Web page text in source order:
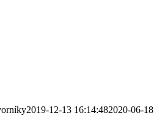
2019-12-13 16:14:482020-06-18